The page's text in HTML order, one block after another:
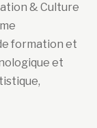
& Culture
formation et
et